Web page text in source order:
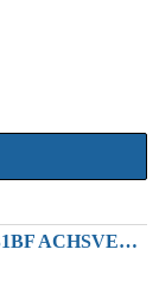
REPARATUR YASKAWA CACR-SR15BB1BF ACHSVERSTÄRKER AUSGANGSLEISTUNG 200VAC 1.5KW 2.01HP